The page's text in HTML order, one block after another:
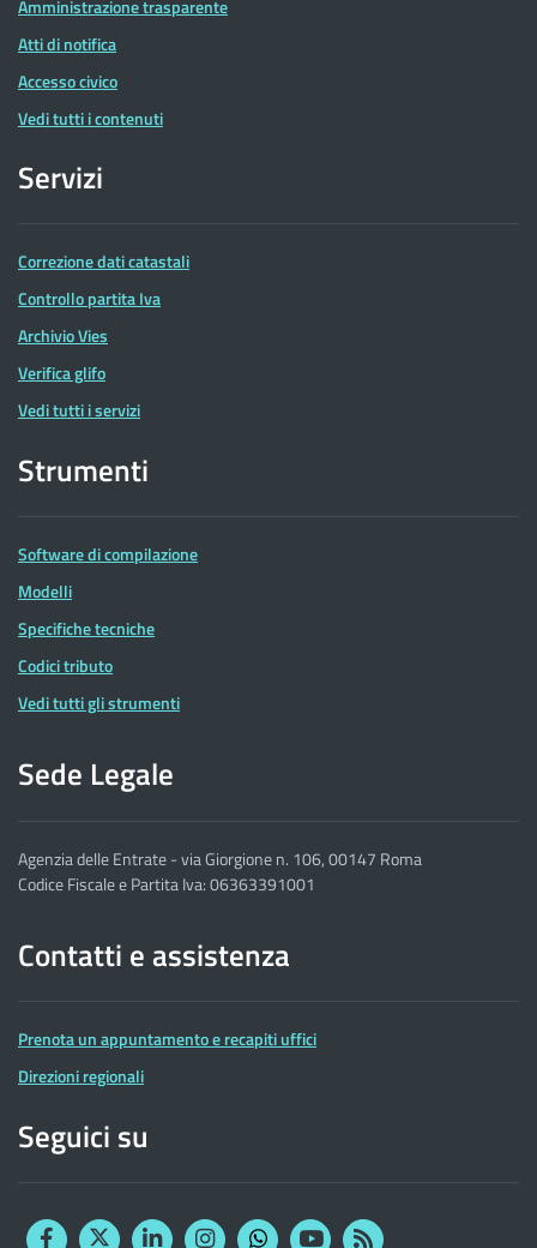
Amministrazione trasparente
Atti di notifica
Accesso civico
Vedi tutti i contenuti
Servizi
Correzione dati catastali
Controllo partita Iva
Archivio Vies
Verifica glifo
Vedi tutti i servizi
Strumenti
Software di compilazione
Modelli
Specifiche tecniche
Codici tributo
Vedi tutti gli strumenti
Sede Legale
Agenzia delle Entrate - via Giorgione n. 106, 00147 Roma
Codice Fiscale e Partita Iva: 06363391001
Contatti e assistenza
Prenota un appuntamento e recapiti uffici
Direzioni regionali
Seguici su
FacebookTwitterLinkedinInstagram YouTubeRSS